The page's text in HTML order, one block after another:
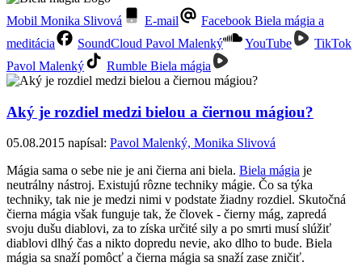
Mobil Monika Slivová E-mail
Facebook Biela mágia a
meditácia
SoundCloud Pavol Malenký YouTube
TikTok
Pavol Malenký
Rumble Biela mágia
Aký je rozdiel medzi bielou a čiernou mágiou?
05.08.2015 napísal: Pavol Malenký, Monika Slivová
Mágia sama o sebe nie je ani čierna ani biela. Biela mágia je
neutrálny nástroj. Existujú rôzne techniky mágie. Čo sa týka
techniky, tak nie je medzi nimi v podstate žiadny rozdiel. Skutočná
čierna mágia však funguje tak, že človek - čierny mág, zapredá
svoju dušu diablovi, za to získa určité sily a po smrti musí slúžiť
diablovi dlhý čas a nikto dopredu nevie, ako dlho to bude. Biela
mágia sa snaží pomôcť a čierna mágia sa snaží zase zničiť.